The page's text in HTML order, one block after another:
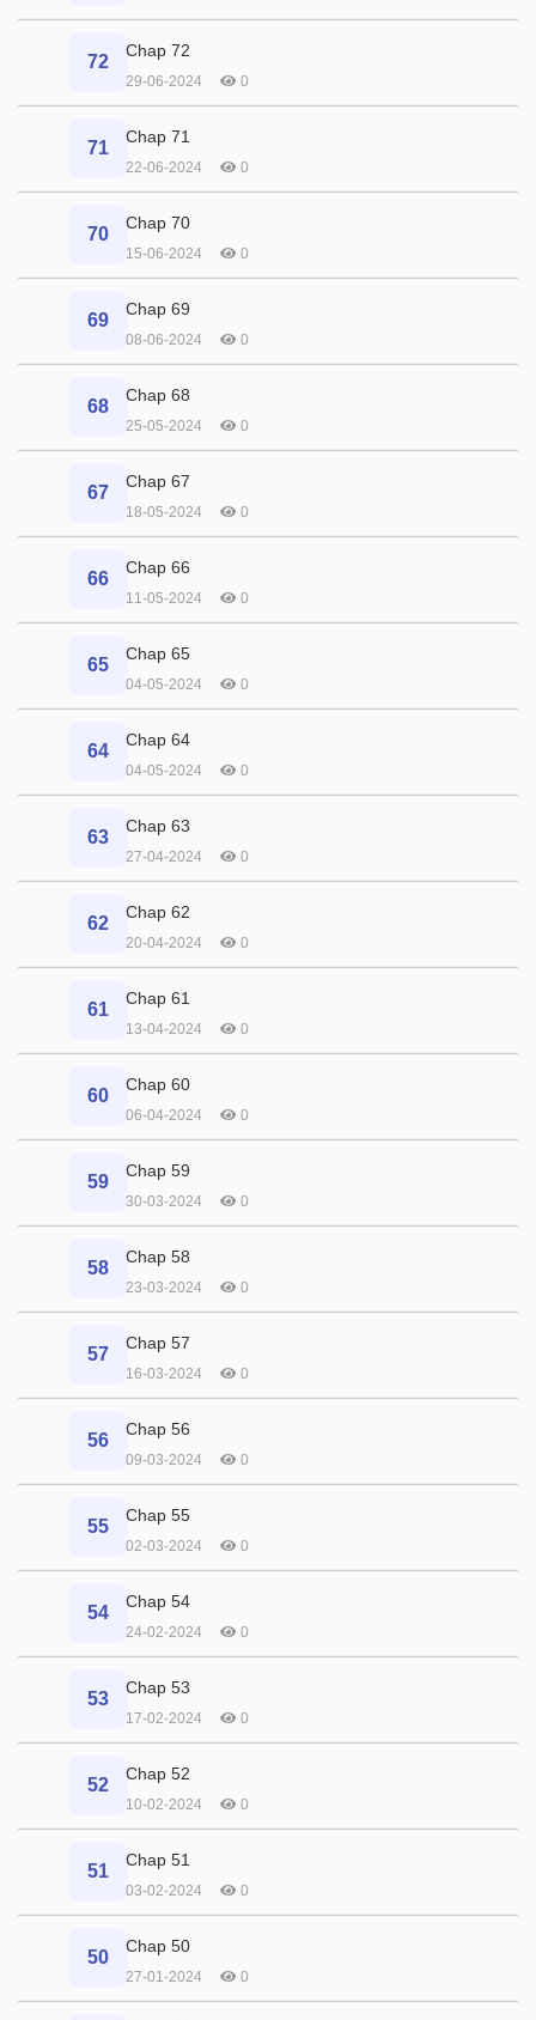
72
Chap 72
29-06-2024 0
71
Chap 71
22-06-2024 0
70
Chap 70
15-06-2024 0
69
Chap 69
08-06-2024 0
68
Chap 68
25-05-2024 0
67
Chap 67
18-05-2024 0
66
Chap 66
11-05-2024 0
65
Chap 65
04-05-2024 0
64
Chap 64
04-05-2024 0
63
Chap 63
27-04-2024 0
62
Chap 62
20-04-2024 0
61
Chap 61
13-04-2024 0
60
Chap 60
06-04-2024 0
59
Chap 59
30-03-2024 0
58
Chap 58
23-03-2024 0
57
Chap 57
16-03-2024 0
56
Chap 56
09-03-2024 0
55
Chap 55
02-03-2024 0
54
Chap 54
24-02-2024 0
53
Chap 53
17-02-2024 0
52
Chap 52
10-02-2024 0
51
Chap 51
03-02-2024 0
50
Chap 50
27-01-2024 0